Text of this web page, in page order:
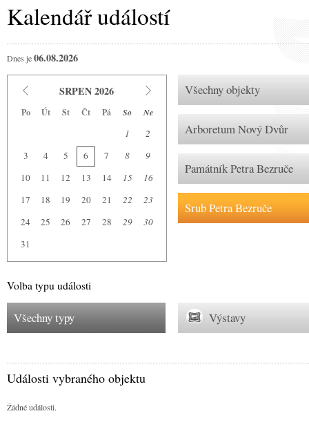
Kalendář událostí
Dnes je06.08.2026
SRPEN 2026
Po Út St Čt Pá So Ne
1
2
3
4 5 6 7 8
9
10
11 12 13 14 15
16
17
18 19 20 21 22
23
24
25 26 27 28 29
30
31
Všechny objekty
Arboretum Nový Dvůr
Památník Petra Bezruče
Srub Petra Bezruče
Volba typu události
Všechny typy Výstavy
Události vybraného objektu
Žádné události.